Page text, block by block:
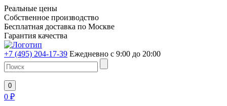
Реальные цены
Собственное производство
Бесплатная доставка по Москве
Гарантия качества
+7 (495) 204-17-39 Ежедневно с 9:00 до 20:00
0
0 ₽